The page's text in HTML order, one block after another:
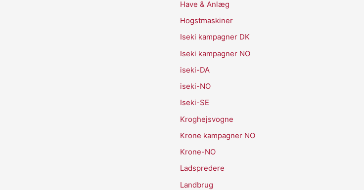
Have & Anlæg
Hogstmaskiner
Iseki kampagner DK
Iseki kampagner NO
iseki-DA
iseki-NO
Iseki-SE
Kroghejsvogne
Krone kampagner NO
Krone-NO
Ladspredere
Landbrug